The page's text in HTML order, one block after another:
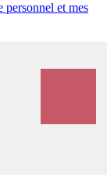
personnel et mes